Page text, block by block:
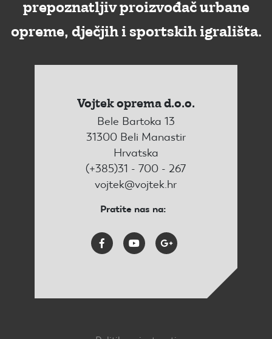
prepoznatljiv proizvođač urbane
opreme, dječjih i sportskih igrališta.
Vojtek oprema d.o.o.
Bele Bartoka 13
31300 Beli Manastir
Hrvatska
(+385)31 - 700 - 267
vojtek@vojtek.hr
Pratite nas na: